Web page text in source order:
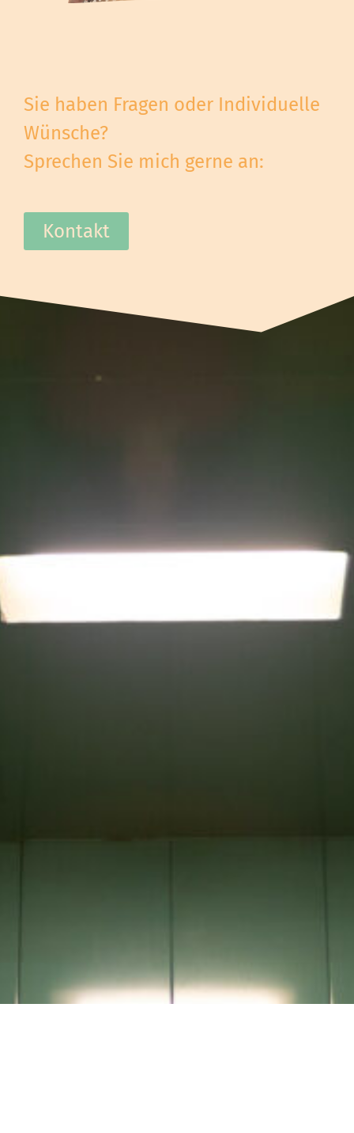
Sie haben Fragen oder Individuelle
Wünsche?
Sprechen Sie mich gerne an:
Kontakt